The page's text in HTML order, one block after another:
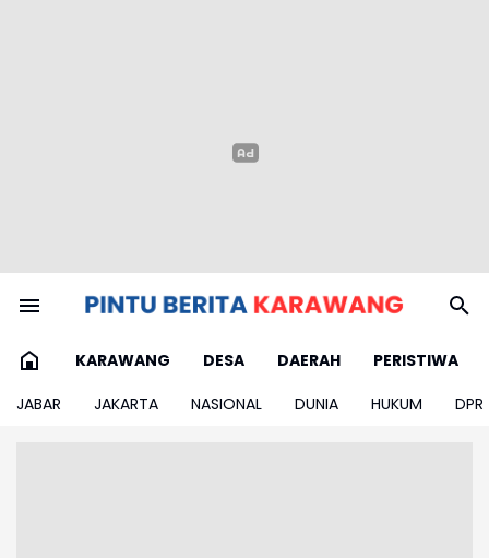
KARAWANG DESA DAERAH
PERISTIWA
JABAR
JAKARTA NASIONAL DUNIA HUKUM DPR